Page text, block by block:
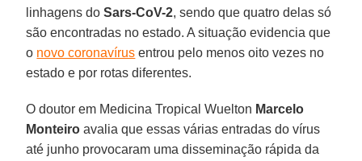
linhagens doSars-CoV-2, sendo que quatro delas só
são encontradas no estado. A situação evidencia que
o novo coronavírus entrou pelo menos oito vezes no
estado e por rotas diferentes.
O doutor em Medicina Tropical Wuelton Marcelo
Monteiro avalia que essas várias entradas do vírus
até junho provocaram uma disseminação rápida da